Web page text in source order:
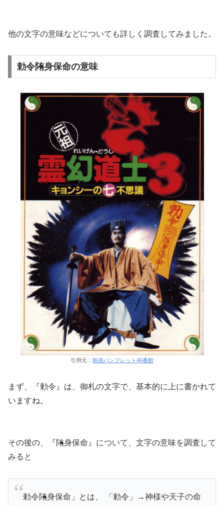
他の文字の意味などについても詳しく調査してみました。
勅令陏身保命の意味
引用元： 映画パンフレット46番館
まず、『勅令』は、御札の文字で、基本的に上に書かれて
いますね。
その後の、『陏身保命』について、文字の意味を調査して
みると
勅令陏身保命」とは、 「勅令」→神様や天子の命